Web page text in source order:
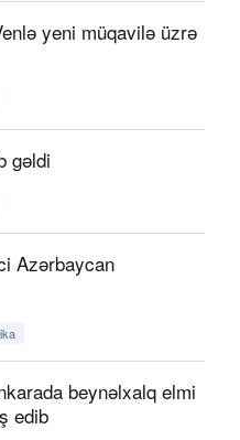
yeni müqavilə üzrə
gəldi
Azərbaycan
beynəlxalq elmi
edib